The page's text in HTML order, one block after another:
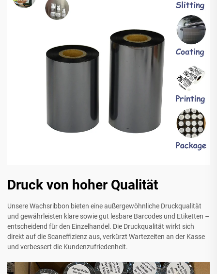
Druck von hoher Qualität
Unsere Wachsribbon bieten eine außergewöhnliche Druckqualität
und gewährleisten klare sowie gut lesbare Barcodes und Etiketten –
entscheidend für den Einzelhandel. Die Druckqualität wirkt sich
direkt auf die Scaneffizienz aus, verkürzt Wartezeiten an der Kasse
und verbessert die Kundenzufriedenheit.